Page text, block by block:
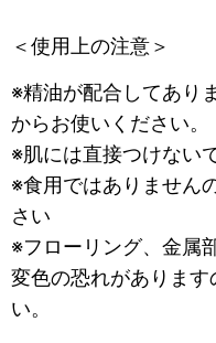
＜使用上の注意＞
※精油が配合してあり
からお使いください。
※肌には直接つけない
※食用ではありません
さい
※フローリング、金属
変色の恐れがありま
い。